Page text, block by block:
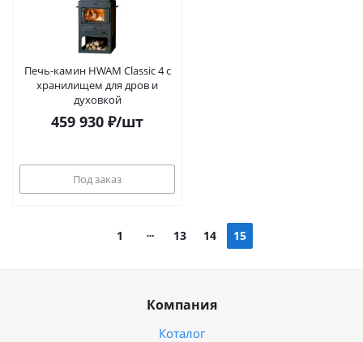
Печь-камин HWAM Classic 4 с
хранилищем для дров и
духовкой
459 930 ₽/шт
Под заказ
1 13 14 15
Компания
Коталог